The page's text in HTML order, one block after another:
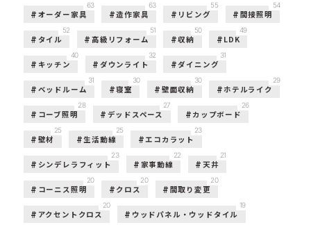
オーダー家具
63
造作家具
63
リビング
55
間接照明
54
タイル
52
高級リフォーム
51
収納
50
LDK
49
キッチン
40
ダウンライト
32
ダイニング
31
ベッドルーム
31
寝室
30
壁面収納
30
ホテルライク
29
コーブ照明
28
デッドスペース
27
カップボード
26
壁材
25
生活動線
25
エコカラット
23
シンデレラフィット
23
家事動線
22
天井
21
コーニス照明
20
クロス
20
間取り変更
20
アクセントクロス
20
ウッドパネル・ウッドタイル
19